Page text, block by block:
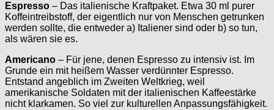
Espresso – Das italienische Kraftpaket. Etwa 30 ml purer
Koffeintreibstoff, der eigentlich nur von Menschen getrunken
werden sollte, die entweder a) Italiener sind oder b) so tun,
als wären sie es.
Americano – Für jene, denen Espresso zu intensiv ist. Im
Grunde ein mit heißem Wasser verdünnter Espresso.
Entstand angeblich im Zweiten Weltkrieg, weil
amerikanische Soldaten mit der italienischen Kaffeestärke
nicht klarkamen. So viel zur kulturellen Anpassungsfähigkeit.